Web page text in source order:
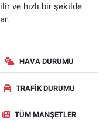
ve hızlı bir şekilde
HAVA DURUMU
TRAFIK DURUMU
TÜM MANŞETLER